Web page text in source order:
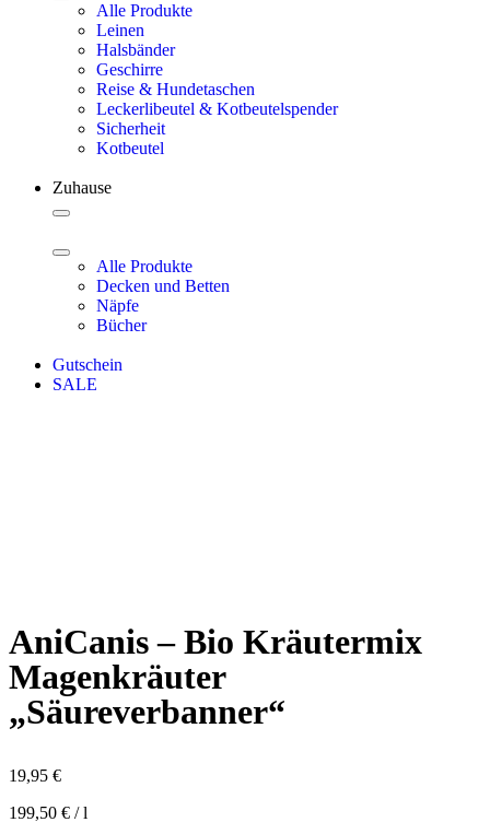
Alle Produkte
Leinen
Halsbänder
Geschirre
Reise & Hundetaschen
Leckerlibeutel & Kotbeutelspender
Sicherheit
Kotbeutel
Zuhause
Alle Produkte
Decken und Betten
Näpfe
Bücher
Gutschein
SALE
AniCanis – Bio Kräutermix
Magenkräuter
„Säureverbanner“
19,95 €
199,50 € /l